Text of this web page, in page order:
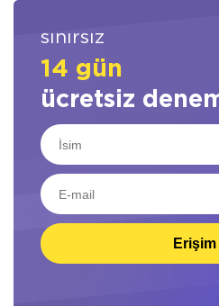
sınırsız
14 gün
ücretsiz
Erişim